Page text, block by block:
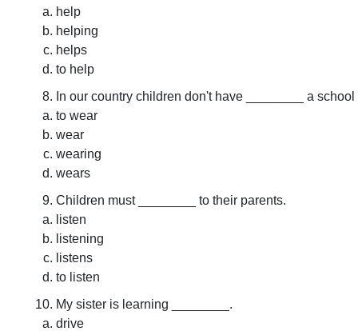
help
helping
helps
to help
In our country children don't have ________ a school
to wear
wear
wearing
wears
Children must ________ to their parents.
listen
listening
listens
to listen
My sister is learning ________.
drive